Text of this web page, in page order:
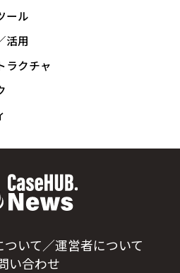
ール
活用
ラクチャ
ついて／運営者について
い合わせ